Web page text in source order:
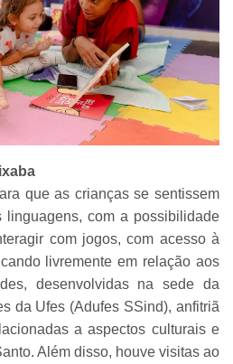
que as crianças se sentissem
linguagens, com a possibilidade
com jogos, com acesso à
livremente em relação aos
desenvolvidas na sede da
da Ufes (Adufes SSind), anfitriã
a aspectos culturais e
Além disso, houve visitas ao